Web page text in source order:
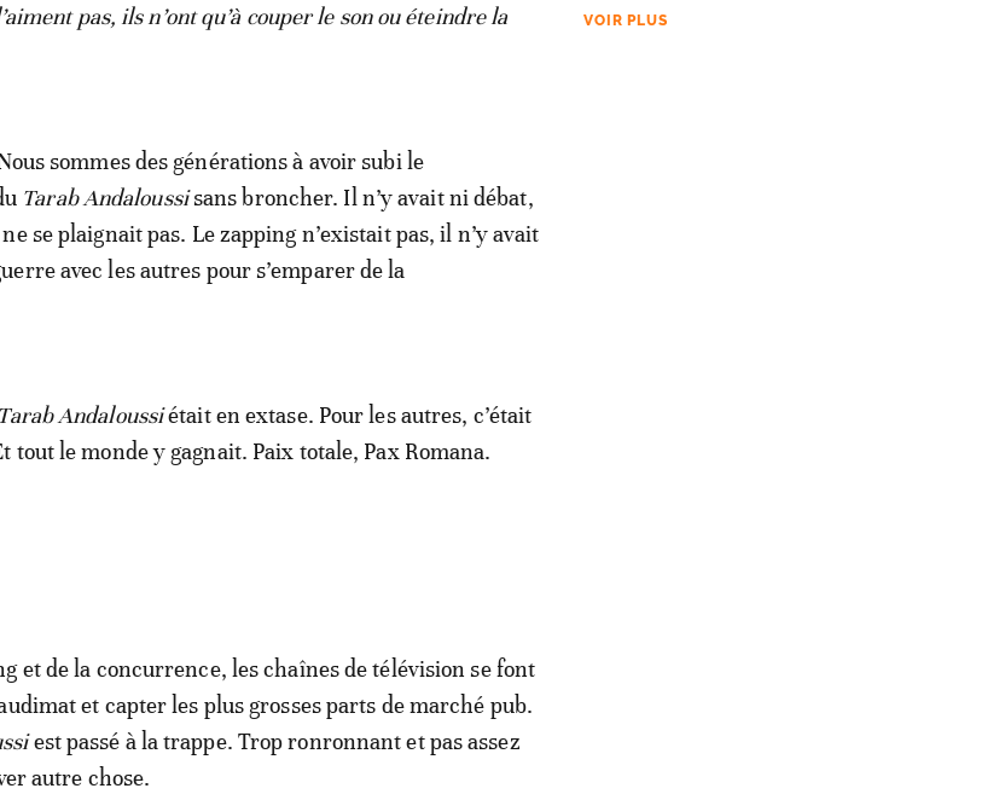
pas, ils n’ont qu’à couper le son ou éteindre la
sommes des générations à avoir subi le
Tarab Andaloussisans broncher. Il n’y avait ni débat,
se plaignait pas. Le zapping n’existait pas, il n’y avait
avec les autres pour s’emparer de la
Tarab Andaloussiétait en extase. Pour les autres, c’était
le monde y gagnait. Paix totale, Pax Romana.
et de la concurrence, les chaînes de télévision se font
et capter les plus grosses parts de marché pub.
est passé à la trappe. Trop ronronnant et pas assez
autre chose.
VOIR PLUS